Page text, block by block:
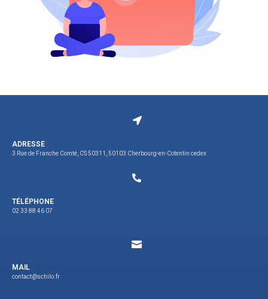
ADRESSE
3 Rue de Franche Comté, CS 50311, 50103 Cherbourg-en-Cotentin cedex
TÉLÉPHONE
02 33 88 46 07
MAIL
contact@schilo.fr